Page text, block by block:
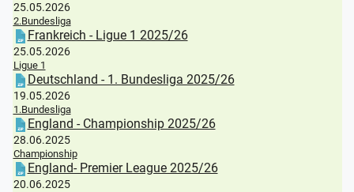
25.05.2026
2.Bundesliga
Frankreich - Ligue 1 2025/26
25.05.2026
Ligue 1
Deutschland - 1. Bundesliga 2025/26
19.05.2026
1.Bundesliga
England - Championship 2025/26
28.06.2025
Championship
England- Premier League 2025/26
20.06.2025